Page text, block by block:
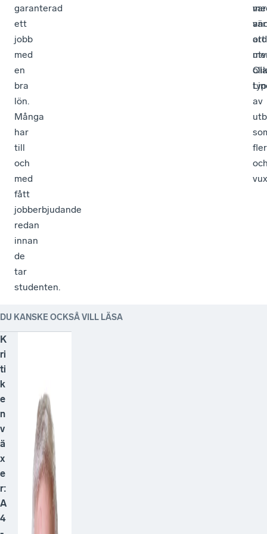
garanterad
ett
jobb
med
en
bra
lön.
Många
har
till
och
med
fått
jobberbjudande
redan
innan
de
tar
studenten.
att
av
Ola
DU KANSKE OCKSÅ VILL LÄSA
K
ri
ti
k
e
n
v
ä
x
e
r:
A
4